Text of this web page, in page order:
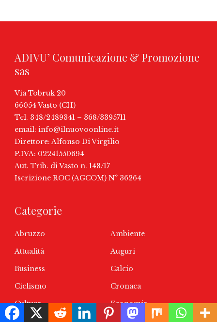
ADIVU’ Comunicazione & Promozione
sas
Via Tobruk 20
66054 Vasto (CH)
Tel. 348/2489341 – 368/3395711
email: info@ilnuovoonline.it
Direttore: Alfonso Di Virgilio
P.IVA: 02241550694
Aut. Trib. di Vasto n. 148/17
Iscrizione ROC (AGCOM) N° 36264
Categorie
Abruzzo
Ambiente
Attualità
Auguri
Business
Calcio
Ciclismo
Cronaca
Cultura
Economia